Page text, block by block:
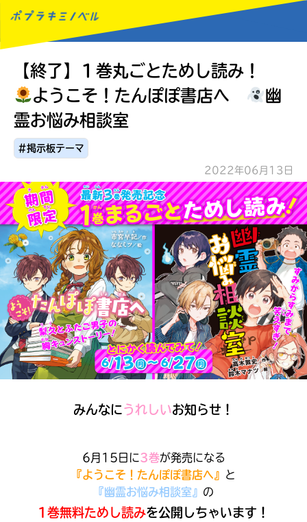
MENU
読みたい本が
見つかる
本を飛び出して
みんなとおしゃべり
できる掲示板
【終了】１巻丸ごとためし読み！
ようこそ！たんぽぽ書店へ
幽
霊お悩み相談室
#掲示板テーマ
2022年06月13日
みんなに うれしいお知らせ！
6月15日に 3巻が発売になる
『ようこそ！たんぽぽ書店へ』
と
『幽霊お悩み相談室』 の
1巻無料ためし読みを公開しちゃいます！